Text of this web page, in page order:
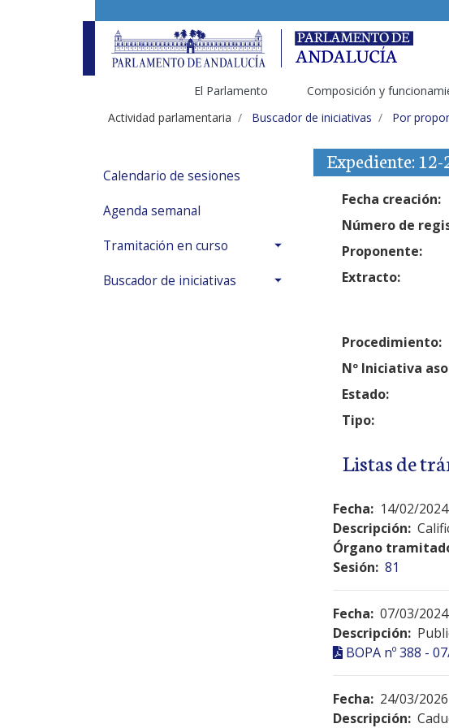
El Parlamento Composición y
Actividad parlamentaria
Buscador de iniciativas Por
Calendario de sesiones
Agenda semanal
Tramitación en curso
Buscador de iniciativas
Expediente:
Fecha creación:
Número de
Proponente:
Extracto:
Procedimiento:
Nº Iniciativa
Estado:
Tipo:
Listas de
Fecha: 14/02/2024
Descripción:
Órgano
Sesión: 81
Fecha: 07/03/2024
Descripción:
BOPA nº 388 -
Fecha: 24/03/2026
Descripción: